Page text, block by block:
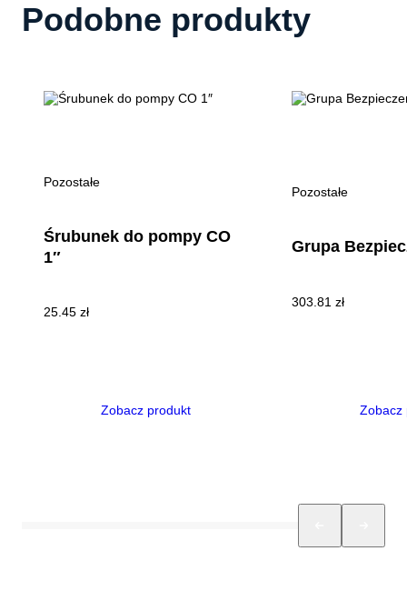
Podobne produkty
Pozostałe
Śrubunek do pompy CO
1″
25.45 zł
Zobacz produkt
Pozostałe
Grupa
303.81 zł
Zobacz